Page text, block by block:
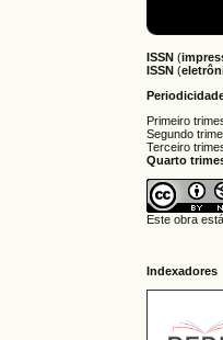
ISSN (
ISSN (
Primeiro
Segundo
Terceiro
Quarto
Este obra
Indexadores